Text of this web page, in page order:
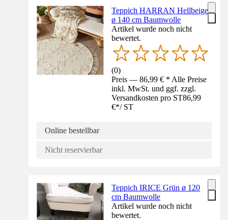
Teppich HARRAN Hellbeige
ø 140 cm Baumwolle
Artikel wurde noch nicht
bewertet.
(0)
Preis — 86,99 € * Alle Preise
inkl. MwSt. und ggf. zzgl.
Versandkosten pro ST86,99
€*/ ST
Online bestellbar
Nicht reservierbar
Teppich IRICE Grün ø 120
cm Baumwolle
Artikel wurde noch nicht
bewertet.